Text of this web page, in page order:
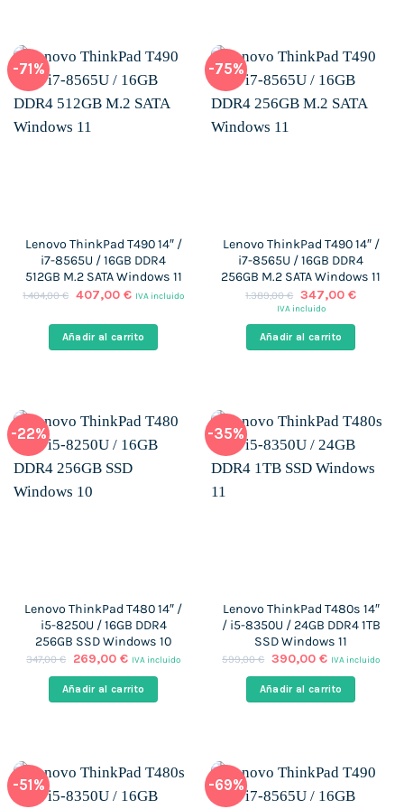
-71%
Lenovo ThinkPad T490 14″ /
i7-8565U / 16GB DDR4
512GB M.2 SATA Windows 11
1.404,00€ El
era:
1.404,00 €.
407,00 €El
es:
407,00 €.
IVA incluido
Añadir al carrito
-75%
Lenovo ThinkPad T490 14″ /
i7-8565U / 16GB DDR4
256GB M.2 SATA Windows 11
1.389,00€ El
precio
era:
1.389,00 €.
347,00 €El
es:
347,00
IVA incluido
Añadir al carrito
-22%
Lenovo ThinkPad T480 14″ /
i5-8250U / 16GB DDR4
256GB SSD Windows 10
347,00€
El
original
era:
269,00 €El
actual
es:
IVA incluido
Añadir al carrito
-35%
Lenovo ThinkPad T480s 14″
/ i5-8350U / 24GB DDR4 1TB
SSD Windows 11
599,00€ El
original
era:
390,00 €El
actual
es:
IVA incluido
Añadir al carrito
-51% -69%